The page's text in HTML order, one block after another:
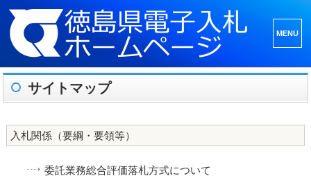
ーとウ
ィジェ
サイトマップ
入札関係（要綱・要領等）
委託業務総合評価落札方式について